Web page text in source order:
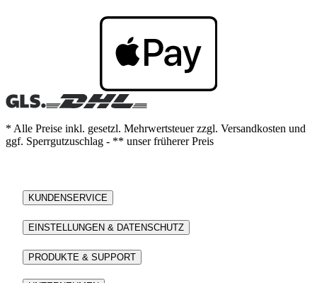
* Alle Preise inkl. gesetzl. Mehrwertsteuer zzgl. Versandkosten und
ggf. Sperrgutzuschlag - ** unser früherer Preis
KUNDENSERVICE
EINSTELLUNGEN & DATENSCHUTZ
PRODUKTE & SUPPORT